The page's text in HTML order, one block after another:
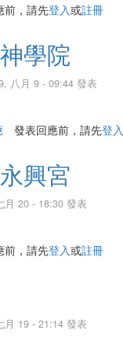
觀音亭
前，請先登入或註冊
學院
八月 9 - 09:44 發表
音神學院
發表回應前，請先登入
興宮
月 20 - 18:30 發表
口永興宮
前，請先登入或註冊
月 19 - 21:14 發表